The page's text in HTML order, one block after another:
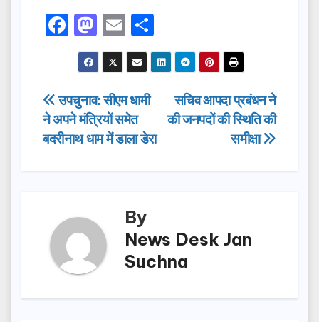
F
a
c
e
b
o
M
a
st
o
d
o
E
m
ail
h
ar
Post
navigation
सचिव आपदा प्रबंधन ने
की जनपदों की स्थिति की
समीक्षा
उपचुनाव: सीएम धामी
ने अपने मंत्रियों समेत
बदरीनाथ धाम में डाला डेरा
By
News Desk Jan
Suchna